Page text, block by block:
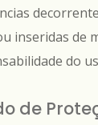
inseridas de
do
de